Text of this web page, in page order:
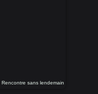
Rencontre sans lendemain